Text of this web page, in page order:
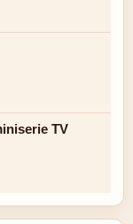
TV